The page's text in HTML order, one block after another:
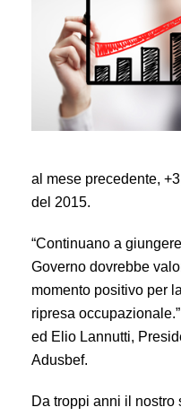
al mese precedente,
del 2015.
“Continuano a
Governo dovrebbe
momento positivo per
ripresa
ed Elio Lannutti,
Adusbef.
Da troppi anni il nostro